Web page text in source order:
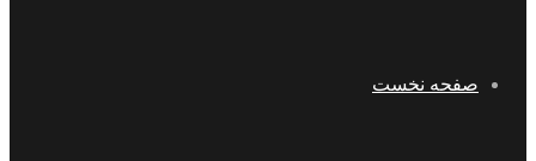
صفحه نخست